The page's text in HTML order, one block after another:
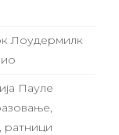
Лоудермилк
Пауле
ратници